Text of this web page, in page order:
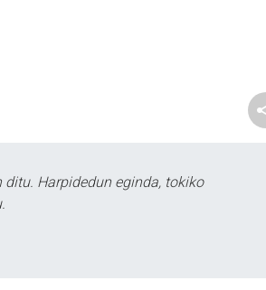
Harpidedun eginda, tokiko